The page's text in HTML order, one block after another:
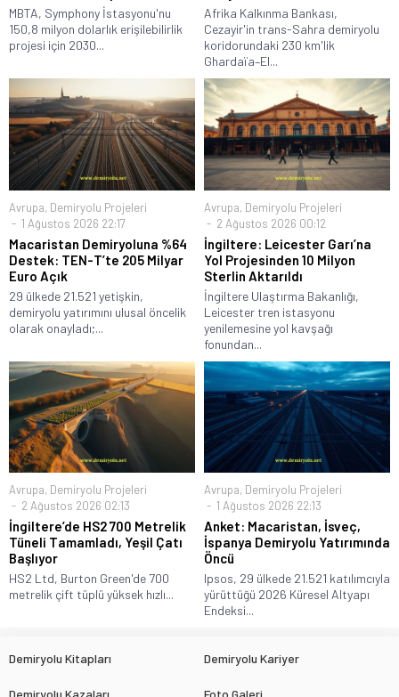
MBTA, Symphony İstasyonu'nu
150,8 milyon dolarlık erişilebilirlik
projesi için 2030...
Afrika Kalkınma Bankası,
Cezayir'in trans-Sahra demiryolu
koridorundaki 230 km'lik
Ghardaïa–El...
Avrupa, Demiryolu Projeleri
1 Ağustos 2026 22:17
Macaristan Demiryoluna %64
Destek: TEN-T’te 205 Milyar
Euro Açık
29 ülkede 21.521 yetişkin,
demiryolu yatırımını ulusal öncelik
olarak onayladı;...
Avrupa, Demiryolu Projeleri
2 Ağustos 2026 00:12
İngiltere: Leicester Garı’na
Yol Projesinden 10 Milyon
Sterlin Aktarıldı
İngiltere Ulaştırma Bakanlığı,
Leicester tren istasyonu
yenilemesine yol kavşağı
fonundan...
Avrupa, Demiryolu Projeleri
2 Ağustos 2026 02:13
İngiltere’de HS2 700 Metrelik
Tüneli Tamamladı, Yeşil Çatı
Başlıyor
HS2 Ltd, Burton Green'de 700
metrelik çift tüplü yüksek hızlı...
Avrupa, Demiryolu Projeleri
1 Ağustos 2026 22:13
Anket: Macaristan, İsveç,
İspanya Demiryolu Yatırımında
Öncü
Ipsos, 29 ülkede 21.521 katılımcıyla
yürüttüğü 2026 Küresel Altyapı
Endeksi...
Demiryolu Kitapları Demiryolu Kariyer
Demiryolu Kazaları Foto Galeri